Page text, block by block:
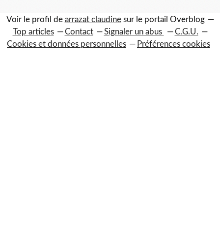
Voir le profil de arrazat claudinesur le portail Overblog
Top articles
Contact Signaler un abus
C.G.U.
Cookies et données personnelles
Préférences cookies